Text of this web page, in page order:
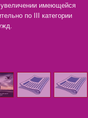
увеличении имеющейся
по III категории